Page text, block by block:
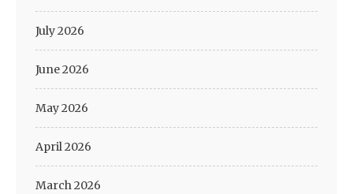
July 2026
June 2026
May 2026
April 2026
March 2026